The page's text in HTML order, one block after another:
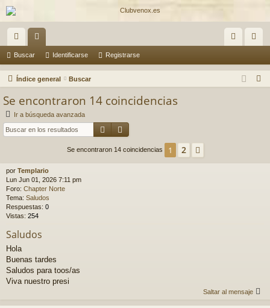
nl
ac
pi
or
os nti ist
Buscar Identificarse Registrarse
Índice general Buscar
Se encontraron 14 coincidencias
Ir a búsqueda avanzada
Buscar
Se encontraron 14 coincidencias 1 2
por Templario
Lun Jun 01, 2026 7:11 pm
Foro: Chapter Norte
Tema: Saludos
Respuestas: 0
Vistas: 254
Saludos
Hola
Buenas tardes
Saludos para toos/as
Viva nuestro presi
Saltar al mensaje